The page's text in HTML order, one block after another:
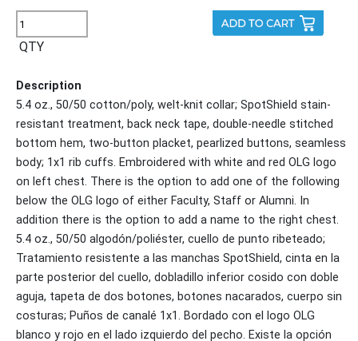
QTY
Description
5.4 oz., 50/50 cotton/poly, welt-knit collar; SpotShield stain-
resistant treatment, back neck tape, double-needle stitched
bottom hem, two-button placket, pearlized buttons, seamless
body; 1x1 rib cuffs. Embroidered with white and red OLG logo
on left chest. There is the option to add one of the following
below the OLG logo of either Faculty, Staff or Alumni. In
addition there is the option to add a name to the right chest.
5.4 oz., 50/50 algodón/poliéster, cuello de punto ribeteado;
Tratamiento resistente a las manchas SpotShield, cinta en la
parte posterior del cuello, dobladillo inferior cosido con doble
aguja, tapeta de dos botones, botones nacarados, cuerpo sin
costuras; Puños de canalé 1x1. Bordado con el logo OLG
blanco y rojo en el lado izquierdo del pecho. Existe la opción